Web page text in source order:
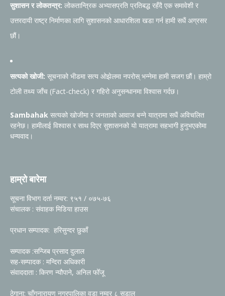
सुशासन र लोकतन्त्र: लोकतान्त्रिक अभ्यासप्रति प्रतिबद्ध रहँदै एक समावेशी र
उत्तरदायी राष्ट्र निर्माणका लागि सुशासनको आधारशिला खडा गर्न हामी सधैं अग्रसर
छौं।
सत्यको खोजी: सूचनाको भीडमा सत्य ओझेलमा नपरोस् भन्नेमा हामी सजग छौं। हाम्रो
टोली तथ्य जाँच (Fact-check) र गहिरो अनुसन्धानमा विश्वास गर्दछ।
Sambahak सत्यको खोजीमा र जनताको आवाज बन्ने यात्रामा सधैं अविचलित
रहनेछ। हामीलाई विश्वास र साथ दिएर सुशासनको यो यात्रामा सहभागी हुनुभएकोमा
धन्यवाद।
हाम्रो बारेमा
सूचना विभाग दर्ता नम्वर: ९५१ / ०७५-७६
संचालक : संवाहक मिडिया हाउस
प्रधान सम्पादक: हरिसुन्दर छुकाँ
सम्पादक :सन्जिब प्रसाद दुलाल
सह-सम्पादक : मन्दिरा अधिकारी
संवाददाता : किरण न्यौपाने, अनिल फोँजू
ठेगाना: चाँगुनारायण नगरपालिका वडा नम्वर ८ सुडाल